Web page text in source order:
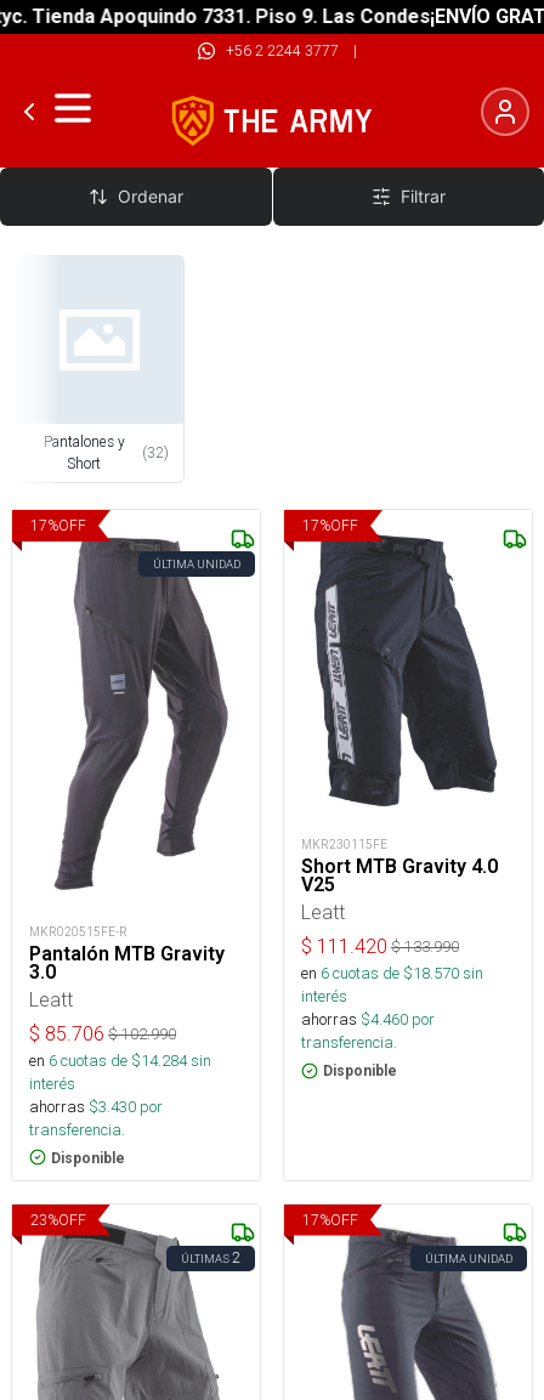
Apoquindo 7331. Piso 9. Las Condes¡ENVÍO GRATIS!
+56 2 2244 3777 |
Short y Pantalones Bicicleta
Ordenar Filtrar
Pantalones y
Short
(32)
17%OFF
ÚLTIMA UNIDAD
MKR020515FE-R
Pantalón MTB Gravity
3.0
Leatt
$ 85.706 $102.990
en 6cuotas de $14.284sin
interés
ahorras $3.430 por
transferencia.
Disponible
17%OFF
MKR230115FE
Short MTB Gravity 4.0
V25
Leatt
$ 111.420 $133.990
en 6cuotas de $18.570sin
interés
ahorras $4.460 por
transferencia.
Disponible
23%OFF
ÚLTIMAS2
17%OFF
ÚLTIMA UNIDAD